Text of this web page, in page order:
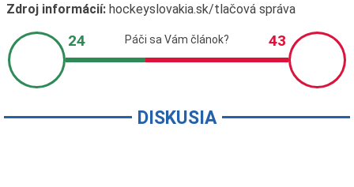
Zdroj informácií:hockeyslovakia.sk/tlačová správa
DISKUSIA